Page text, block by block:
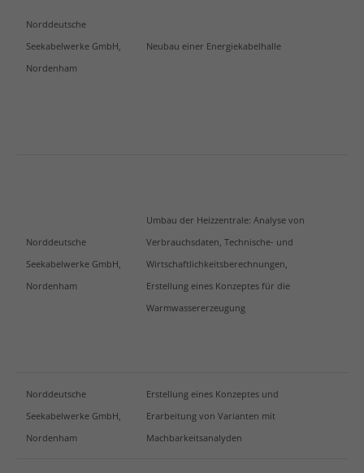
Norddeutsche
Seekabelwerke GmbH,
Nordenham
Neubau einer Energiekabelhalle
Norddeutsche
Seekabelwerke GmbH,
Nordenham
Umbau der Heizzentrale: Analyse von
Verbrauchsdaten, Technische- und
Wirtschaftlichkeitsberechnungen,
Erstellung eines Konzeptes für die
Warmwassererzeugung
Norddeutsche
Seekabelwerke GmbH,
Nordenham
Erstellung eines Konzeptes und
Erarbeitung von Varianten mit
Machbarkeitsanalyden